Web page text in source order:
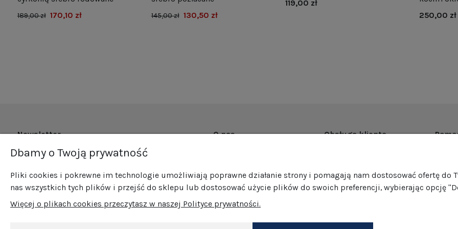
189,00 zł 170,10 zł 145,00 zł 130,50 zł
119,00 zł
250,00 zł
Newsletter
Zapisz się do naszego newslettera i bądź na
promocjami!
O nas
Promocje
Sprzedaż hurtowa
Blog
Obsługa klienta
Formy płatności
Jak pakujemy nasze produkty?
GPSR
Dbamy o Twoją prywatność
Pliki cookies i pokrewne im technologie umożliwiają poprawne działanie strony i pomagają nam dostosować ofertę do
nas wszystkich tych plików i przejść do sklepu lub dostosować użycie plików do swoich preferencji, wybierając opcję
Więcej o plikach cookies przeczytasz w naszej Polityce prywatności.